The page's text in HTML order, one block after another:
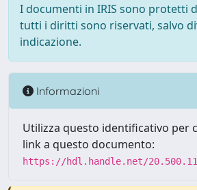
I documenti in IRIS sono protetti
tutti i diritti sono riservati, salvo
indicazione.
Informazioni
Utilizza questo identificativo per
link a questo documento:
https://hdl.handle.net/